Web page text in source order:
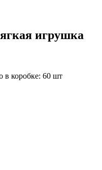
игрушка
в коробке: 60 шт